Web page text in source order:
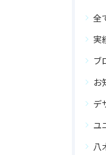
全
実
ブ
お
デ
ユ
八